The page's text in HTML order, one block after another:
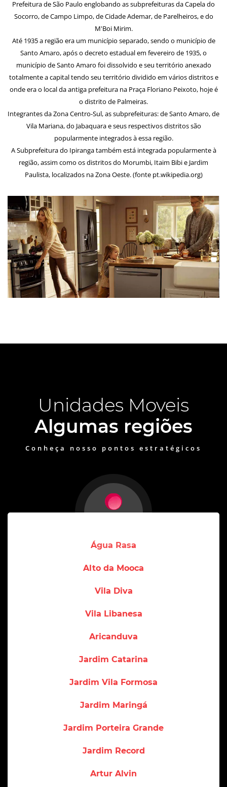
Prefeitura de São Paulo englobando as subprefeituras da Capela do
Socorro, de Campo Limpo, de Cidade Ademar, de Parelheiros, e do
M'Boi Mirim.
Até 1935 a região era um município separado, sendo o município de
Santo Amaro, após o decreto estadual em fevereiro de 1935, o
município de Santo Amaro foi dissolvido e seu território anexado
totalmente a capital tendo seu território dividido em vários distritos e
onde era o local da antiga prefeitura na Praça Floriano Peixoto, hoje é
o distrito de Palmeiras.
Integrantes da Zona Centro-Sul, as subprefeituras: de Santo Amaro, de
Vila Mariana, do Jabaquara e seus respectivos distritos são
popularmente integrados à essa região.
A Subprefeitura do Ipiranga também está integrada popularmente à
região, assim como os distritos do Morumbi, Itaim Bibi e Jardim
Paulista, localizados na Zona Oeste. (fonte pt.wikipedia.org)
Unidades Moveis
Algumas regiões
Conheça nosso pontos estratégicos
Água Rasa
Alto da Mooca
Vila Diva
Vila Libanesa
Aricanduva
Jardim Catarina
Jardim Vila Formosa
Jardim Maringá
Jardim Porteira Grande
Jardim Record
Artur Alvin